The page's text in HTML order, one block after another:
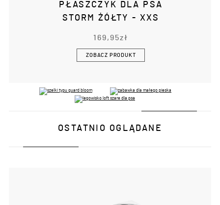
PŁASZCZYK DLA PSA
STORM ŻÓŁTY - XXS
169,95zł
ZOBACZ PRODUKT
OSTATNIO OGLĄDANE